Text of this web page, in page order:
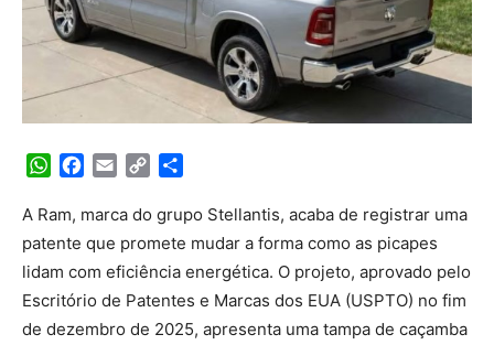
WhatsApp
Facebook
Email Copy
A Ram, marca do grupo Stellantis, acaba de registrar uma
patente que promete mudar a forma como as picapes
lidam com eficiência energética. O projeto, aprovado pelo
Escritório de Patentes e Marcas dos EUA (USPTO) no fim
de dezembro de 2025, apresenta uma tampa de caçamba